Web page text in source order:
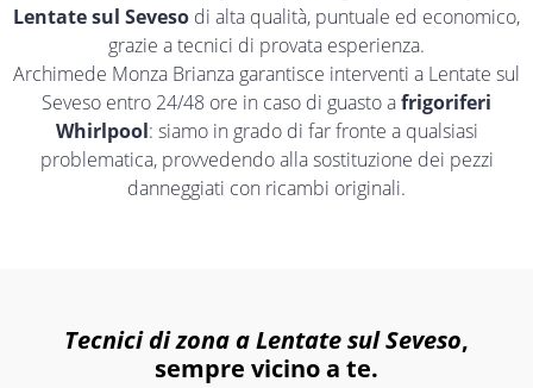
Lentate sul Seveso di alta qualità, puntuale ed economico,
grazie a tecnici di provata esperienza.
Archimede Monza Brianza garantisce interventi a Lentate sul
Seveso entro 24/48 ore in caso di guasto afrigoriferi
Whirlpool: siamo in grado di far fronte a qualsiasi
problematica, provvedendo alla sostituzione dei pezzi
danneggiati con ricambi originali.
Tecnici di zona a Lentate sul Seveso,
sempre vicino a te.